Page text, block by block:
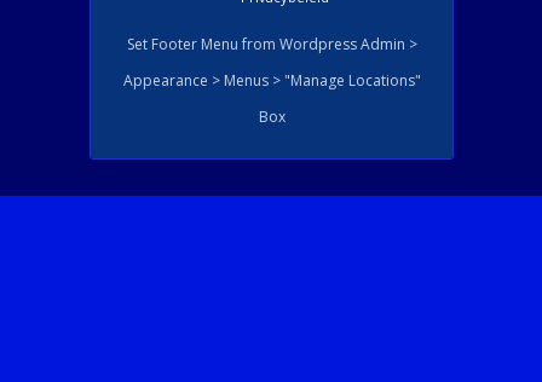
Set Footer Menu from Wordpress Admin >
Appearance > Menus > "Manage Locations"
Box